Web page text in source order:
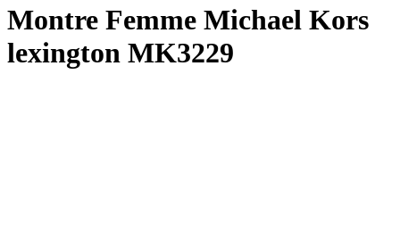
Montre Femme Michael Kors
lexington MK3229